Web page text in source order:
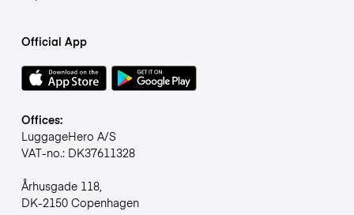
Official App
Offices:
LuggageHero A/S
VAT-no.: DK37611328
Århusgade 118,
DK-2150 Copenhagen